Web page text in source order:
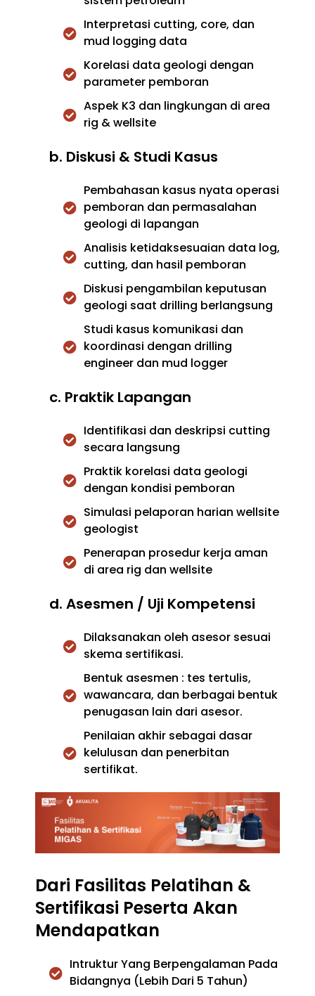
Interpretasi cutting, core, dan
mud logging data
Korelasi data geologi dengan
parameter pemboran
Aspek K3 dan lingkungan di area
rig & wellsite
b. Diskusi & Studi Kasus
Pembahasan kasus nyata operasi
pemboran dan permasalahan
geologi di lapangan
Analisis ketidaksesuaian data log,
cutting, dan hasil pemboran
Diskusi pengambilan keputusan
geologi saat drilling berlangsung
Studi kasus komunikasi dan
koordinasi dengan drilling
engineer dan mud logger
c. Praktik Lapangan
Identifikasi dan deskripsi cutting
secara langsung
Praktik korelasi data geologi
dengan kondisi pemboran
Simulasi pelaporan harian wellsite
geologist
Penerapan prosedur kerja aman
di area rig dan wellsite
d. Asesmen / Uji Kompetensi
Dilaksanakan oleh asesor sesuai
skema sertifikasi.
Bentuk asesmen : tes tertulis,
wawancara, dan berbagai bentuk
penugasan lain dari asesor.
Penilaian akhir sebagai dasar
kelulusan dan penerbitan
sertifikat.
Dari Fasilitas Pelatihan &
Sertifikasi Peserta Akan
Mendapatkan
Intruktur Yang Berpengalaman Pada
Bidangnya (Lebih Dari 5 Tahun)